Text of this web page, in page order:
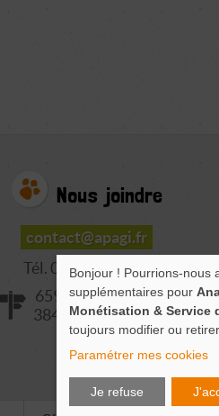
Nous joindre
contact@apagi.fr
Tél. 04 76 77 20 06
659 Route de L'Isère
38420 LE VERSOUD
Bonjour ! Pourrions-nous
supplémentaires pour
Monétisation & Service
toujours modifier ou
Paramétrer mes cookies
Je refuse